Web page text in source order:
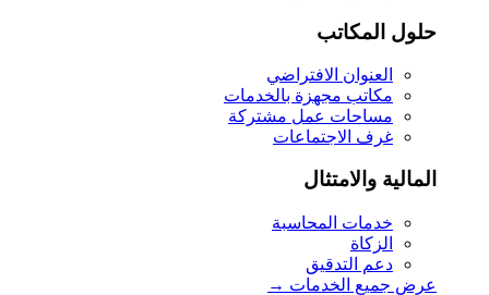
حلول المكاتب
العنوان الافتراضي
مكاتب مجهزة بالخدمات
مساحات عمل مشتركة
غرف الاجتماعات
المالية والامتثال
خدمات المحاسبة
الزكاة
دعم التدقيق
عرض جميع الخدمات →